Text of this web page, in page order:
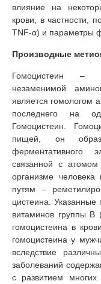
влияние на
крови, в частности,
TNF-α) и параметры
Производные
Гомоцистеин –
незаменимой
является гомологом
последнего на
Гомоцистеин.
пищей, он
ферментативного
связанной с
организме
путям –
цистеина. Указанные
витаминов группы В
гомоцистеина в
гомоцистеина у
вследствие
заболеваний
с развитием многих